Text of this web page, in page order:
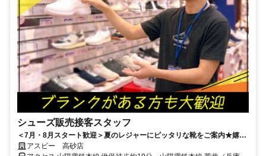
シューズ販売接客スタッフ
＜7月・8月スタート歓迎＞夏のレジャーにピッタリな靴をご案内★嬉し
いスタッフ割引も◎週2日～/1日3h～/短時間～フルタイムまで柔軟対
アスビー 高砂店